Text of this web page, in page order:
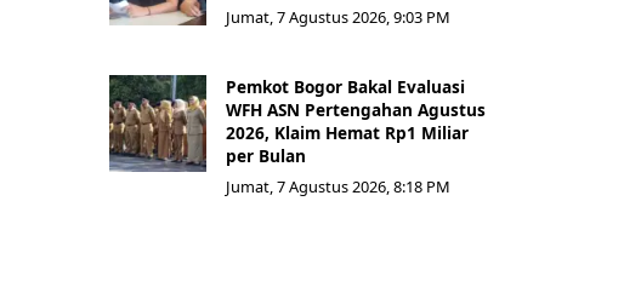
Jumat, 7 Agustus 2026, 9:03 PM
Pemkot Bogor Bakal Evaluasi
WFH ASN Pertengahan Agustus
2026, Klaim Hemat Rp1 Miliar
per Bulan
Jumat, 7 Agustus 2026, 8:18 PM